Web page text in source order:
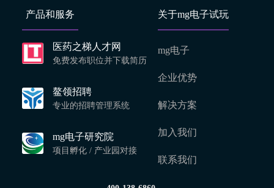
产品和服务
医药之梯人才网
免费发布职位并下载简历
鳌领招聘
专业的招聘管理系统
mg电子研究院
项目孵化 / 产业园对接
关于mg电子试玩
mg电子
企业优势
解决方案
加入我们
联系我们